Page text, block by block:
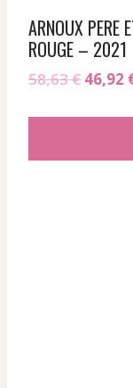
ARNOUX PERE
ROUGE – 2021
58,63€ Le
46,92